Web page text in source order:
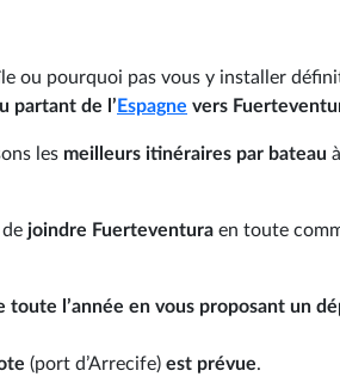
ou pourquoi pas vous y installer
partant de l’ Espagne vers
les meilleurs itinéraires par bateau
de joindre Fuerteventura en toute
toute l’année en vous proposant un
(port d’Arrecife) est prévue.